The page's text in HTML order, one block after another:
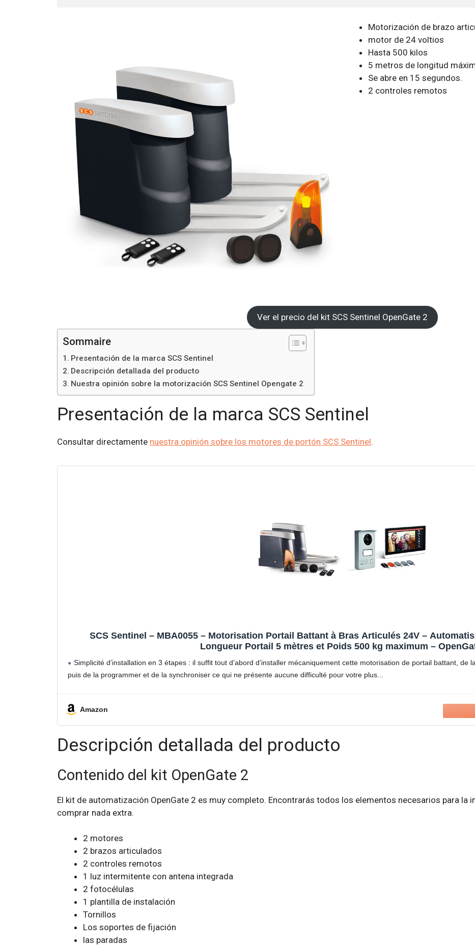
Motorización de brazo
motor de 24 voltios
Hasta 500 kilos
5 metros de longitud
Se abre en 15 segundos.
2 controles remotos
Ver el precio del kit SCS Sentinel OpenGate 2
Sommaire
Presentación de la marca SCS Sentinel
Descripción detallada del producto
Nuestra opinión sobre la motorización SCS Sentinel Opengate 2
Presentación de la marca SCS Sentinel
Consultar directamente nuestra opinión sobre los motores de portón SCS Sentinel.
SCS Sentinel – MBA0055 – Motorisation Portail Battant à Bras Articulés 24V –
Longueur Portail 5 mètres et Poids 500 kg maximum –
Simplicité d’installation en 3 étapes : il suffit tout d’abord d’installer mécaniquement cette motorisation de portail battant, de
puis de la programmer et de la synchroniser ce qui ne présente aucune difficulté pour votre plus
Amazon
Descripción detallada del producto
Contenido del kit OpenGate 2
El kit de automatización OpenGate 2 es muy completo. Encontrarás todos los elementos necesarios para la
comprar nada extra.
2 motores
2 brazos articulados
2 controles remotos
1 luz intermitente con antena integrada
2 fotocélulas
1 plantilla de instalación
Tornillos
Los soportes de fijación
las paradas